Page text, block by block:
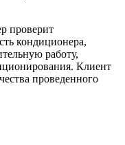
проверит
кондиционера,
работу,
Клиент
проведенного